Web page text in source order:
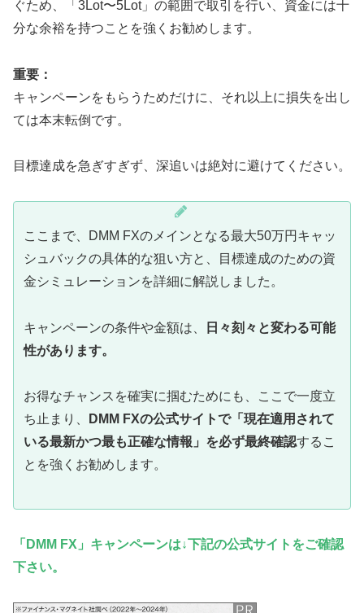
ぐため、「3Lot〜5Lot」の範囲で取引を行い、資金には十
分な余裕を持つことを強くお勧めします。
重要：
キャンペーンをもらうためだけに、それ以上に損失を出し
ては本末転倒です。
目標達成を急ぎすぎず、深追いは絶対に避けてください。
ここまで、DMM FXのメインとなる最大50万円キャッ
シュバックの具体的な狙い方と、目標達成のための資
金シミュレーションを詳細に解説しました。
キャンペーンの条件や金額は、
日々刻々と変わる可能
性があります。
お得なチャンスを確実に掴むためにも、ここで一度立
ち止まり、
DMM FXの公式サイトで「現在適用されて
いる最新かつ最も正確な情報」を必ず最終確認するこ
とを強くお勧めします。
「DMM FX」キャンペーンは↓下記の公式サイトをご確認
下さい。